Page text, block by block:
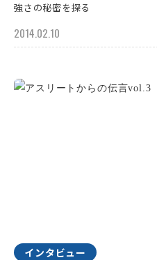
強さの秘密を探る
2014.02.10
インタビュー